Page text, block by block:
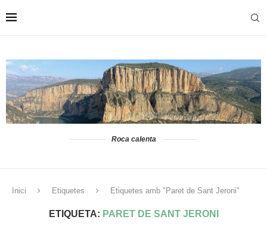
Roca calenta
Inici Etiquetes Etiquetes amb "Paret de Sant Jeroni"
ETIQUETA: PARET DE SANT JERONI